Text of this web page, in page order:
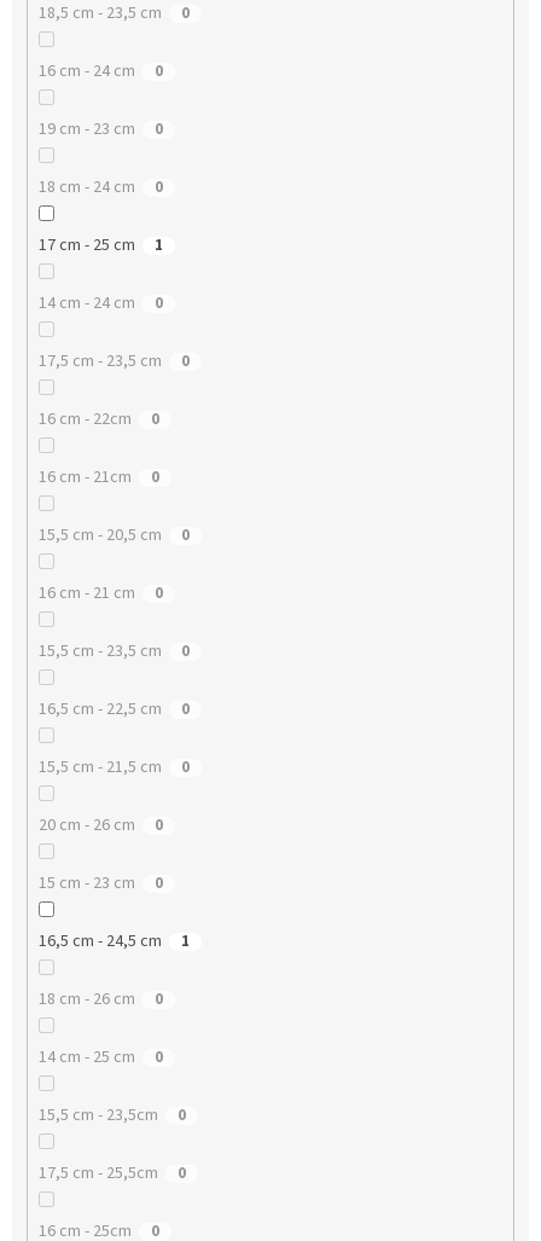
18,5 cm - 23,5 cm 0
16 cm - 24 cm 0
19 cm - 23 cm 0
18 cm - 24 cm 0
17 cm - 25 cm 1
14 cm - 24 cm 0
17,5 cm - 23,5 cm 0
16 cm - 22cm 0
16 cm - 21cm 0
15,5 cm - 20,5 cm 0
16 cm - 21 cm 0
15,5 cm - 23,5 cm 0
16,5 cm - 22,5 cm 0
15,5 cm - 21,5 cm 0
20 cm - 26 cm 0
15 cm - 23 cm 0
16,5 cm - 24,5 cm 1
18 cm - 26 cm 0
14 cm - 25 cm 0
15,5 cm - 23,5cm 0
17,5 cm - 25,5cm 0
16 cm - 25cm 0